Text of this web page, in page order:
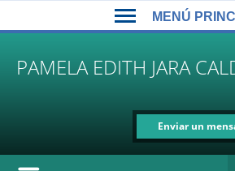
PAMELA EDITH JARA
Enviar un
MENÚ
MENÚ
PRINCIPAL